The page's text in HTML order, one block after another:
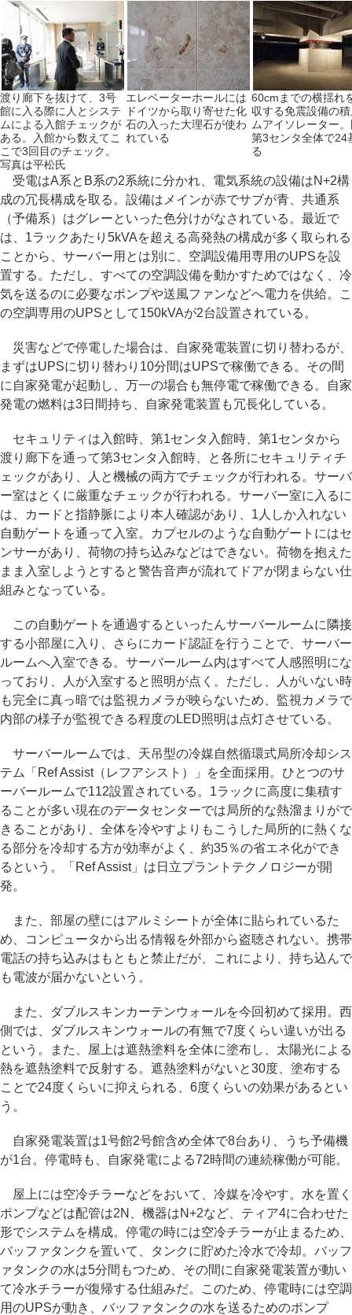
渡り廊下を抜けて、3号
館に入る際に人とシステ
ムによる入館チェックが
ある。入館から数えてこ
こで3回目のチェック。
写真は平松氏
エレベーターホールには
ドイツから取り寄せた化
石の入った大理石が使わ
れている
60cmまでの横揺れ
収する免震設備の
ムアイソレーター
第3センタ全体で24
る
受電はA系とB系の2系統に分かれ、電気系統の設備はN+2構
成の冗長構成を取る。設備はメインが赤でサブが青、共通系
（予備系）はグレーといった色分けがなされている。最近で
は、1ラックあたり5kVAを超える高発熱の構成が多く取られる
ことから、サーバー用とは別に、空調設備用専用のUPSを設
置する。ただし、すべての空調設備を動かすためではなく、冷
気を送るのに必要なポンプや送風ファンなどへ電力を供給。こ
の空調専用のUPSとして150kVAが2台設置されている。
災害などで停電した場合は、自家発電装置に切り替わるが、
まずはUPSに切り替わり10分間はUPSで稼働できる。その間
に自家発電が起動し、万一の場合も無停電で稼働できる。自家
発電の燃料は3日間持ち、自家発電装置も冗長化している。
セキュリティは入館時、第1センタ入館時、第1センタから
渡り廊下を通って第3センタ入館時、と各所にセキュリティチ
ェックがあり、人と機械の両方でチェックが行われる。サーバ
ー室はとくに厳重なチェックが行われる。サーバー室に入るに
は、カードと指静脈により本人確認があり、1人しか入れない
自動ゲートを通って入室。カプセルのような自動ゲートにはセ
ンサーがあり、荷物の持ち込みなどはできない。荷物を抱えた
まま入室しようとすると警告音声が流れてドアが閉まらない仕
組みとなっている。
この自動ゲートを通過するといったんサーバールームに隣接
する小部屋に入り、さらにカード認証を行うことで、サーバー
ルームへ入室できる。サーバールーム内はすべて人感照明にな
っており、人が入室すると照明が点く。ただし、人がいない時
も完全に真っ暗では監視カメラが映らないため、監視カメラで
内部の様子が監視できる程度のLED照明は点灯させている。
サーバールームでは、天吊型の冷媒自然循環式局所冷却シス
テム「Ref Assist（レフアシスト）」を全面採用。ひとつのサ
ーバールームで112設置されている。1ラックに高度に集積す
ることが多い現在のデータセンターでは局所的な熱溜まりがで
きることがあり、全体を冷やすよりもこうした局所的に熱くな
る部分を冷却する方が効率がよく、約35％の省エネ化ができ
るという。「Ref Assist」は日立プラントテクノロジーが開
発。
また、部屋の壁にはアルミシートが全体に貼られているた
め、コンピュータから出る情報を外部から盗聴されない。携帯
電話の持ち込みはもともと禁止だが、これにより、持ち込んで
も電波が届かないという。
また、ダブルスキンカーテンウォールを今回初めて採用。西
側では、ダブルスキンウォールの有無で7度くらい違いが出る
という。また、屋上は遮熱塗料を全体に塗布し、太陽光による
熱を遮熱塗料で反射する。遮熱塗料がないと30度、塗布する
ことで24度くらいに抑えられる、6度くらいの効果があるとい
う。
自家発電装置は1号館2号館含め全体で8台あり、うち予備機
が1台。停電時も、自家発電による72時間の連続稼働が可能。
屋上には空冷チラーなどをおいて、冷媒を冷やす。水を置く
ポンプなどは配管は2N、機器はN+2など、ティア4に合わせた
形でシステムを構成。停電の時には空冷チラーが止まるため、
バッファタンクを置いて、タンクに貯めた冷水で冷却。バッフ
ァタンクの水は5分間もつため、その間に自家発電装置が動い
て冷水チラーが復帰する仕組みだ。このため、停電時には空調
用のUPSが動き、バッファタンクの水を送るためのポンプ